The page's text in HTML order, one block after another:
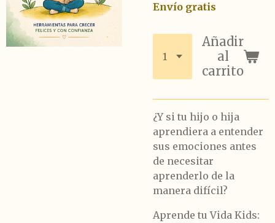
Envío gratis
Añadir
al
carrito
¿Y si tu hijo o hija
aprendiera a entender
sus emociones antes
de necesitar
aprenderlo de la
manera difícil?
Aprende tu Vida Kids: